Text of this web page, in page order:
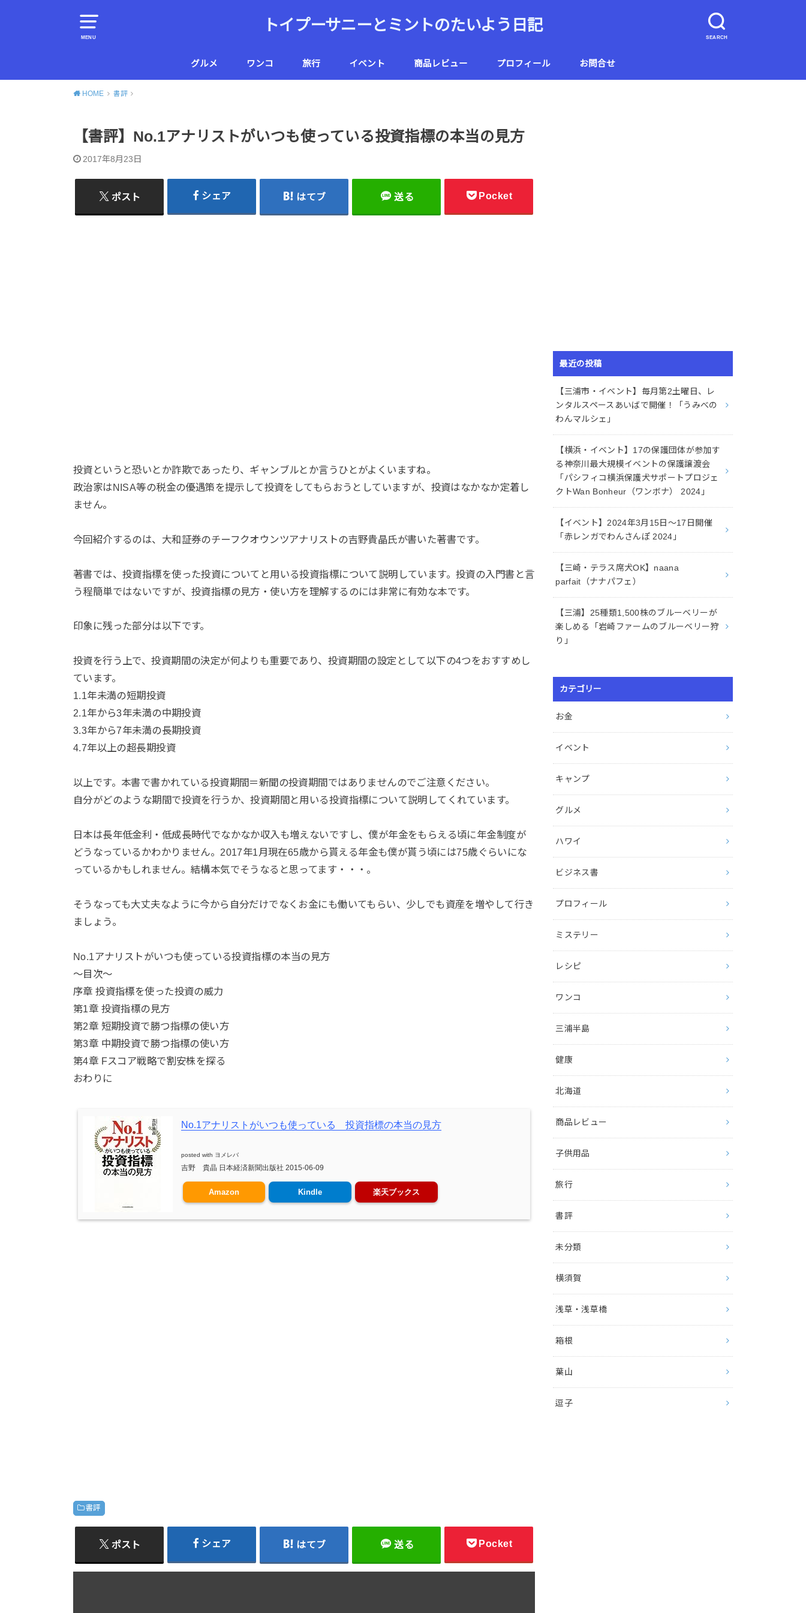
MENU SEARCH
トイプーサニーとミントのたいよう日記
グルメ ワンコ 旅行 イベント 商品レビュー プロフィール お問合せ
HOME 書評
【書評】No.1アナリストがいつも使っている投資指標の本当の見方
2017年8月23日
ポスト シェア はてブ 送る Pocket
投資というと恐いとか詐欺であったり、ギャンブルとか言うひとがよくいますね。
政治家はNISA等の税金の優遇策を提示して投資をしてもらおうとしていますが、投資はなかなか定着し
ません。
今回紹介するのは、大和証券のチーフクオウンツアナリストの吉野貴晶氏が書いた著書です。
著書では、投資指標を使った投資についてと用いる投資指標について説明しています。投資の入門書と言
う程簡単ではないですが、投資指標の見方・使い方を理解するのには非常に有効な本です。
印象に残った部分は以下です。
投資を行う上で、投資期間の決定が何よりも重要であり、投資期間の設定として以下の4つをおすすめし
ています。
1.1年未満の短期投資
2.1年から3年未満の中期投資
3.3年から7年未満の長期投資
4.7年以上の超長期投資
以上です。本書で書かれている投資期間＝新聞の投資期間ではありませんのでご注意ください。
自分がどのような期間で投資を行うか、投資期間と用いる投資指標について説明してくれています。
日本は長年低金利・低成長時代でなかなか収入も増えないですし、僕が年金をもらえる頃に年金制度が
どうなっているかわかりません。2017年1月現在65歳から貰える年金も僕が貰う頃には75歳ぐらいにな
っているかもしれません。結構本気でそうなると思ってます・・・。
そうなっても大丈夫なように今から自分だけでなくお金にも働いてもらい、少しでも資産を増やして行き
ましょう。
No.1アナリストがいつも使っている投資指標の本当の見方
〜目次〜
序章 投資指標を使った投資の威力
第1章 投資指標の見方
第2章 短期投資で勝つ指標の使い方
第3章 中期投資で勝つ指標の使い方
第4章 Fスコア戦略で割安株を探る
おわりに
No.1アナリストがいつも使っている 投資指標の本当の見方
posted with ヨメレバ
吉野 貴晶 日本経済新聞出版社 2015-06-09
Amazon Kindle 楽天ブックス
書評
ポスト シェア はてブ 送る Pocket
最近の投稿
【三浦市・イベント】毎月第2土曜日、レ
ンタルスペースあいばで開催！「うみべの
わんマルシェ」
【横浜・イベント】17の保護団体が参加す
る神奈川最大規模イベントの保護譲渡会
「パシフィコ横浜保護犬サポートプロジェ
クトWan Bonheur（ワンボナ） 2024」
【イベント】2024年3月15日〜17日開催
「赤レンガでわんさんぽ 2024」
【三崎・テラス席犬OK】naana
parfait（ナナパフェ）
【三浦】25種類1,500株のブルーベリーが
楽しめる「岩崎ファームのブルーベリー狩
り」
カテゴリー
お金
イベント
キャンプ
グルメ
ハワイ
ビジネス書
プロフィール
ミステリー
レシピ
ワンコ
三浦半島
健康
北海道
商品レビュー
子供用品
旅行
書評
未分類
横須賀
浅草・浅草橋
箱根
葉山
逗子